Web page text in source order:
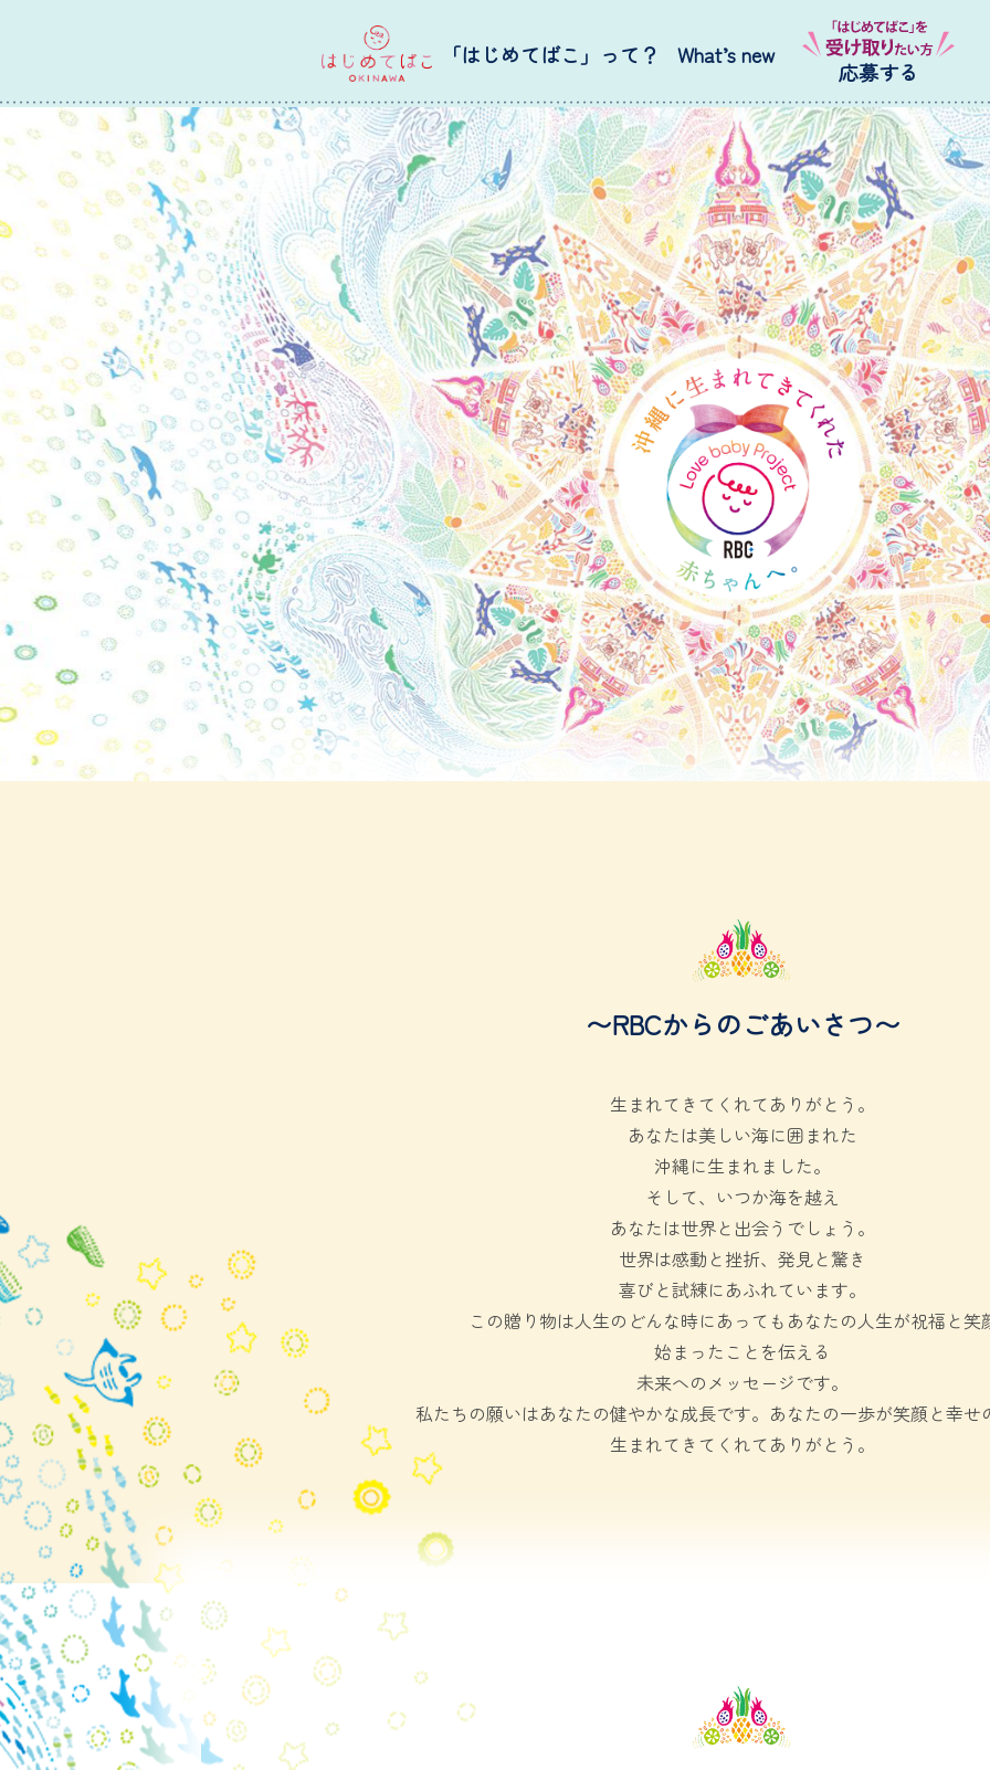
「はじめてばこ」って？ What’s new
応募する
〜RBCからのごあいさつ〜
生まれてきてくれてありがとう。
あなたは美しい海に囲まれた
沖縄に生まれました。
そして、いつか海を越え
あなたは世界と出会うでしょう。
世界は感動と挫折、発見と驚き
喜びと試練にあふれています。
この贈り物は人生のどんな時にあってもあなたの人生が祝福と笑
始まったことを伝える
未来へのメッセージです。
私たちの願いはあなたの健やかな成長です。あなたの一歩が笑顔と幸せ
生まれてきてくれてありがとう。